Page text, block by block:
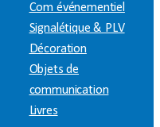
Com événementiel
Signalétique & PLV
Décoration
Objets de
communication
Livres